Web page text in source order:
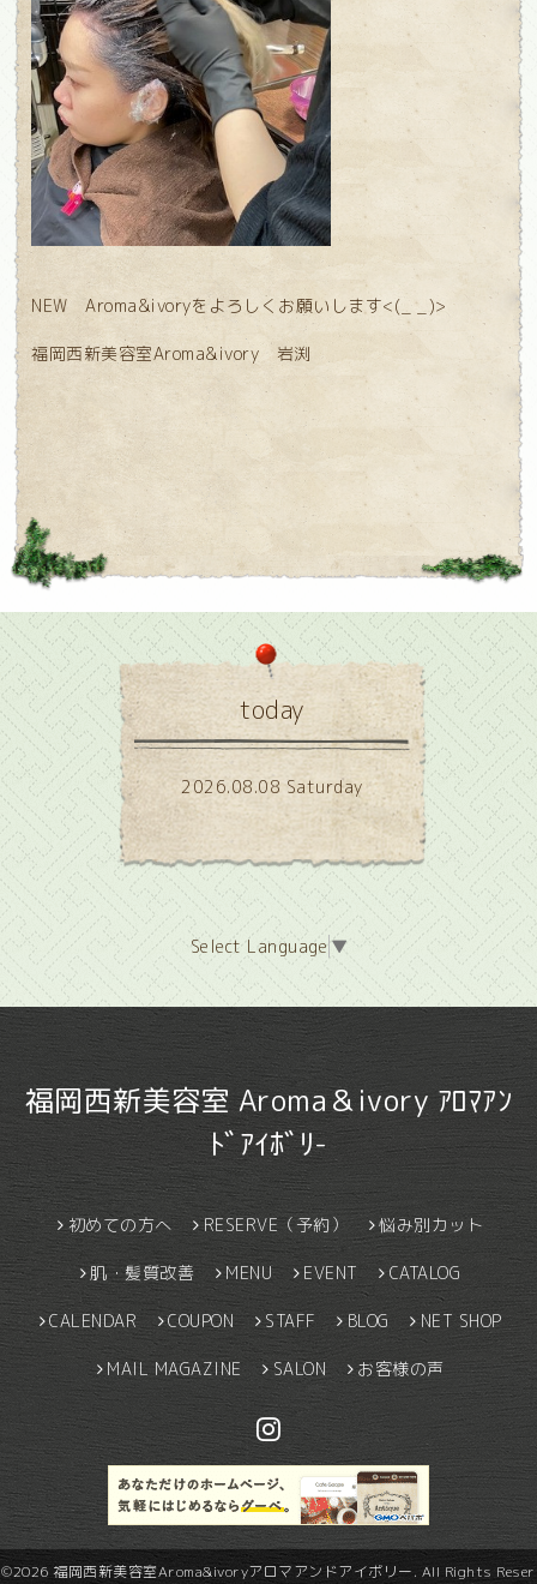
NEW Aroma&ivoryをよろしくお願いします<(_ _)>
福岡西新美容室Aroma&ivory 岩渕
today
2026.08.08 Saturday
Select Language ▼
福岡西新美容室 Aroma＆ivory ｱﾛﾏｱﾝ
ﾄﾞｱｲﾎﾞﾘ-
初めての方へ RESERVE（予約） 悩み別カット
肌・髪質改善 MENU EVENT CATALOG
CALENDAR COUPON STAFF BLOG NET SHOP
MAIL MAGAZINE SALON お客様の声
©2026福岡西新美容室Aroma&ivoryアロマアンドアイボリー. All Rights Reser